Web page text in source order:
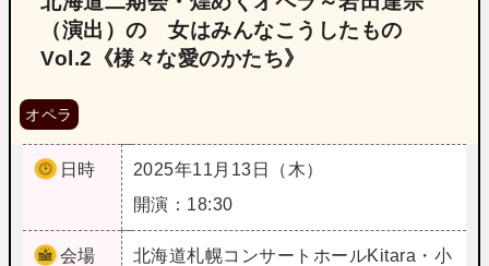
（演出）の 女はみんなこうしたもの
Vol.2《様々な愛のかたち》
オペラ
日時
2025年11月13日（木）
開演：18:30
会場 北海道札幌コンサートホールKitara・小